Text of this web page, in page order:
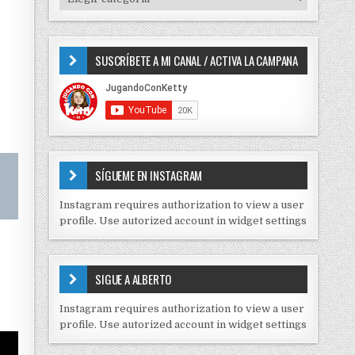
o
r
:
I
P
D
E
C
N
T
I
D
S
E
J
C
K
SUSCRÍBETE A MI CANAL / ACTIVA LA CAMPANA
SÍGUEME EN INSTAGRAM
Instagram requires authorization to view a user
profile. Use autorized account in widget settings
SIGUE A ALBERTO
Instagram requires authorization to view a user
profile. Use autorized account in widget settings